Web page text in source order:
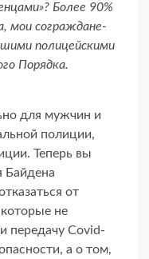
Более 90%
мои сограждане-
полицейскими
Порядка.
для мужчин и
полиции,
Теперь вы
Байдена
от
не
передачу Covid-
а о том,